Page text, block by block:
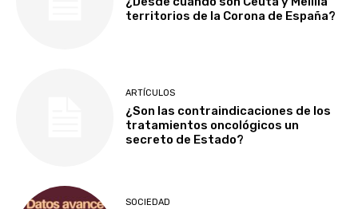
territorios de la Corona de España?
ARTÍCULOS
¿Son las contraindicaciones de los
tratamientos oncológicos un
secreto de Estado?
SOCIEDAD